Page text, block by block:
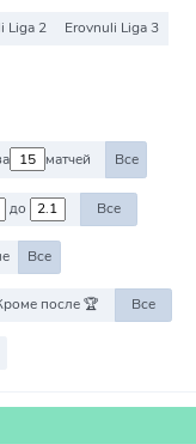
Liga 2
Erovnuli Liga 3
матчей Все
до Все
Все
после 🏆 Все